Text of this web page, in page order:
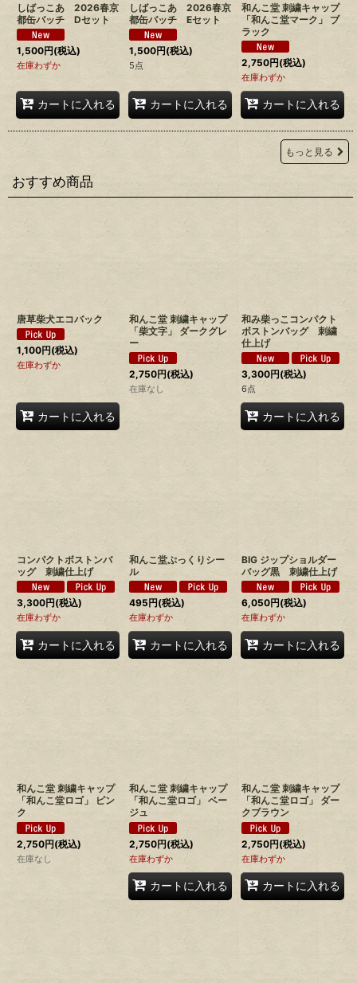
しばっこあ 2026春京
都缶バッチ Dセット
1,500円(税込)
在庫わずか
カートに入れる
しばっこあ 2026春京
都缶バッチ Eセット
1,500円(税込)
5点
カートに入れる
和んこ堂 刺繍キャップ
「和んこ堂マーク」 ブ
ラック
2,750円(税込)
在庫わずか
カートに入れる
もっと見る
おすすめ商品
唐草柴犬エコバック
1,100円(税込)
在庫わずか
カートに入れる
和んこ堂 刺繍キャップ
「柴文字」 ダークグレ
ー
2,750円(税込)
在庫なし
和み柴っこコンパクト
ボストンバッグ 刺繍
仕上げ
3,300円(税込)
6点
カートに入れる
コンパクトボストンバ
ッグ 刺繍仕上げ
3,300円(税込)
在庫わずか
カートに入れる
和んこ堂ぷっくりシー
ル
495円(税込)
在庫わずか
カートに入れる
BIG ジップショルダー
バッグ黒 刺繍仕上げ
6,050円(税込)
在庫わずか
カートに入れる
和んこ堂 刺繍キャップ
「和んこ堂ロゴ」 ピン
ク
2,750円(税込)
在庫なし
和んこ堂 刺繍キャップ
「和んこ堂ロゴ」 ベー
ジュ
2,750円(税込)
在庫わずか
カートに入れる
和んこ堂 刺繍キャップ
「和んこ堂ロゴ」 ダー
クブラウン
2,750円(税込)
在庫わずか
カートに入れる